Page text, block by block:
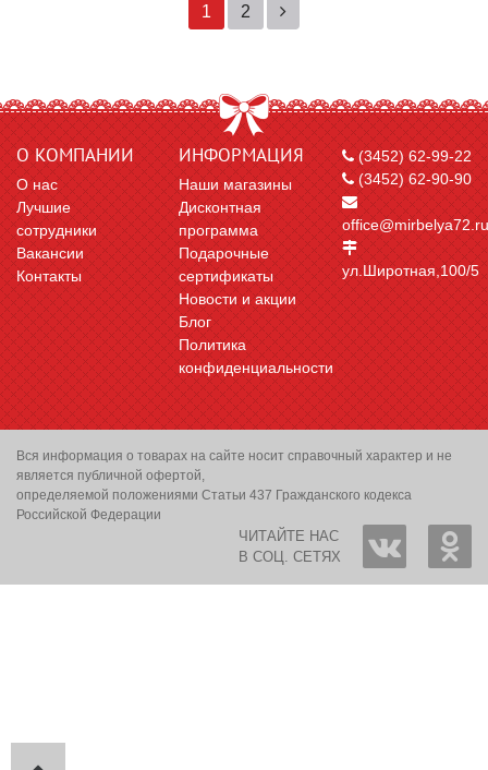
1 2
О КОМПАНИИ
О нас
Лучшие
сотрудники
Вакансии
Контакты
ИНФОРМАЦИЯ
Наши магазины
Дисконтная
программа
Подарочные
сертификаты
Новости и акции
Блог
Политика
конфиденциальности
(3452) 62-99-22
(3452) 62-90-90
office@mirbelya72.ru
ул.Широтная,100/5
Вся информация о товарах на сайте носит справочный характер и не
является публичной офертой,
определяемой положениями Статьи 437 Гражданского кодекса
Российской Федерации
ЧИТАЙТЕ НАС
В СОЦ. СЕТЯХ